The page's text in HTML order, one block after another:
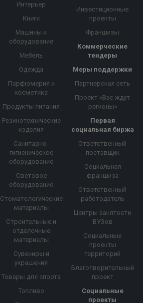
Интерьер
Книги
Машины и
оборудование
Мебель
Одежда
Парфюмерия и
косметика
Продукты питания
Резинотехнические
изделия
Санитарно-
гигиеническое
оборудование
Световое
оборудование
Стоматологические
материалы
Строительные и
отделочные
материалы
Сувениры и
украшения
Товары для спорта
Топливо
Инвестиционные
проекты
Франшизы
Коммерческие
тендеры
Меры поддержки
Партнерская сеть
Проект «Вас ждут
регионы»
Первая
социальная биржа
Ответственный
поставщик
Социальная
франшиза
Ответственный
работодатель
Центры занятости
ВУЗов
Социальные
проекты
территорий
Благотворительный
проект
Социальные
проекты